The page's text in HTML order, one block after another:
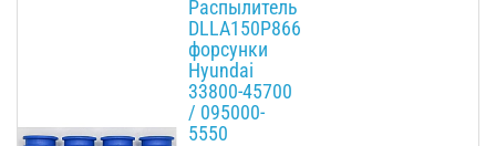
Распылитель
DLLA150P866
форсунки
Hyundai
33800-45700
/ 095000-
5550